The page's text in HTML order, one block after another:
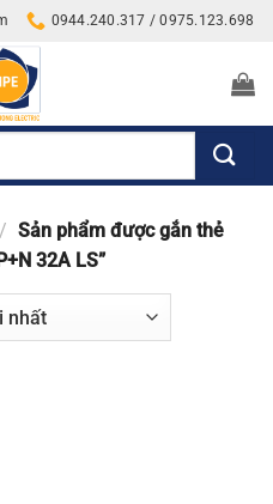
0944.240.317 / 0975.123.698
/ Sản phẩm được gắn thẻ
32A LS”